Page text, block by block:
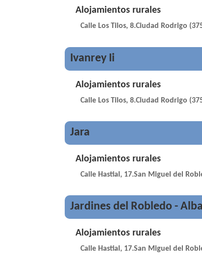
Alojamientos rurales
Calle Los Tilos, 8.Ciudad Rodrigo
Ivanrey Ii
Alojamientos rurales
Calle Los Tilos, 8.Ciudad Rodrigo
Jara
Alojamientos rurales
Calle Hastial, 17.San Miguel del
Jardines del Robledo -
Alojamientos rurales
Calle Hastial, 17.San Miguel del